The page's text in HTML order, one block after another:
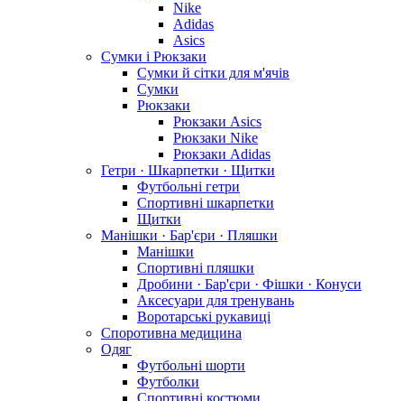
Nike
Adidas
Asics
Сумки і Рюкзаки
Сумки й сітки для м'ячів
Сумки
Рюкзаки
Рюкзаки Asics
Рюкзаки Nike
Рюкзаки Adidas
Гетри · Шкарпетки · Щитки
Футбольні гетри
Спортивні шкарпетки
Щитки
Манішки · Бар'єри · Пляшки
Манішки
Спортивні пляшки
Дробини · Бар'єри · Фішки · Конуси
Аксесуари для тренувань
Воротарські рукавиці
Споротивна медицина
Одяг
Футбольні шорти
Футболки
Спортивні костюми